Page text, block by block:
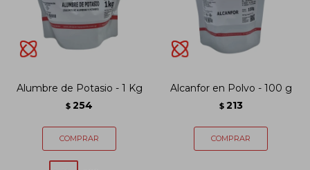
Alumbre de Potasio - 1 Kg
$ 254
Alcanfor en Polvo - 100 g
$ 213